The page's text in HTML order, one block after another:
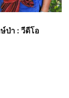
ป่า : วีดีโอ